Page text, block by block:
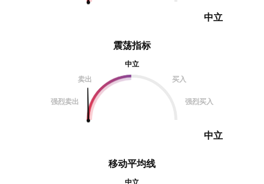
震荡指标
中立
卖出
买入
强烈卖出 强烈买入
中立
中立
移动平均线
中立